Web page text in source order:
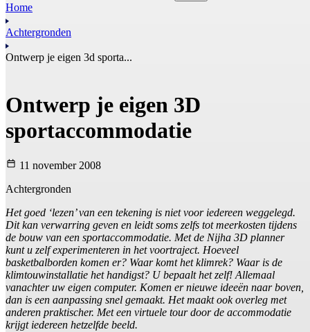
Home
Achtergronden
Ontwerp je eigen 3d sporta...
Ontwerp je eigen 3D
sportaccommodatie
11 november 2008
Achtergronden
Het goed ‘lezen’ van een tekening is niet voor iedereen weggelegd.
Dit kan verwarring geven en leidt soms zelfs tot meerkosten tijdens
de bouw van een sportaccommodatie. Met de Nijha 3D planner
kunt u zelf experimenteren in het voortraject. Hoeveel
basketbalborden komen er? Waar komt het klimrek? Waar is de
klimtouwinstallatie het handigst? U bepaalt het zelf! Allemaal
vanachter uw eigen computer. Komen er nieuwe ideeën naar boven,
dan is een aanpassing snel gemaakt. Het maakt ook overleg met
anderen praktischer. Met een virtuele tour door de accommodatie
krijgt iedereen hetzelfde beeld.